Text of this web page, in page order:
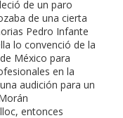
de un paro
de una cierta
Pedro Infante
lo convenció de la
México para
en la
audición para un
entonces